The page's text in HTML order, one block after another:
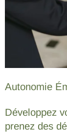
Autonomie
Développez
prenez des